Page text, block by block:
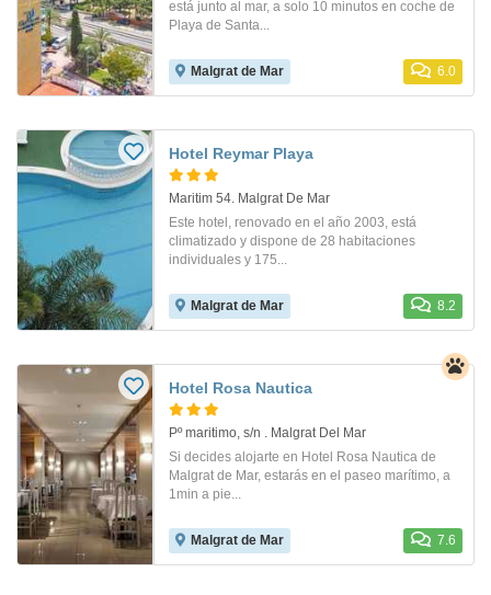
está junto al mar, a solo 10 minutos en coche de
Playa de Santa...
Malgrat de Mar 6.0
Hotel Reymar Playa
Maritim 54. Malgrat De Mar
Este hotel, renovado en el año 2003, está
climatizado y dispone de 28 habitaciones
individuales y 175...
Malgrat de Mar 8.2
Hotel Rosa Nautica
Pº maritimo, s/n . Malgrat Del Mar
Si decides alojarte en Hotel Rosa Nautica de
Malgrat de Mar, estarás en el paseo marítimo, a
1min a pie...
Malgrat de Mar 7.6